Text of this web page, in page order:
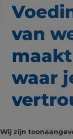
van
waar
Wij zijn